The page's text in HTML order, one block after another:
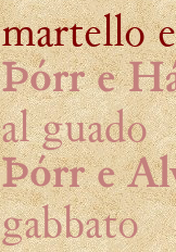
martello
Þórr e
al guado
Þórr e
gabbato